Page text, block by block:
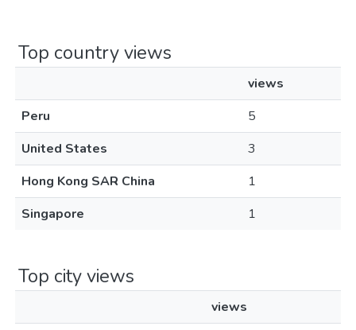
Top country views
views
Peru
5
United States
3
Hong Kong SAR China
1
Singapore
1
Top city views
views